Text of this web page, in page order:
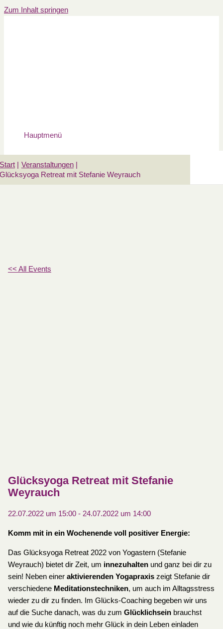
Zum Inhalt springen
Hauptmenü
Start
Veranstaltungen
Glücksyoga Retreat mit Stefanie Weyrauch
<< All Events
Glücksyoga Retreat mit Stefanie
Weyrauch
22.07.2022 um 15:00- 24.07.2022 um 14:00
Komm mit in ein Wochenende voll positiver Energie:
Das Glücksyoga Retreat 2022 von Yogastern (Stefanie
Weyrauch) bietet dir Zeit, um innezuhaltenund ganz bei dir zu
sein! Neben einer aktivierenden Yogapraxiszeigt Stefanie dir
verschiedene Meditationstechniken, um auch im Alltagsstress
wieder zu dir zu finden. Im Glücks-Coaching begeben wir uns
auf die Suche danach, was du zum Glücklichseinbrauchst
und wie du künftig noch mehr Glück in dein Leben einladen